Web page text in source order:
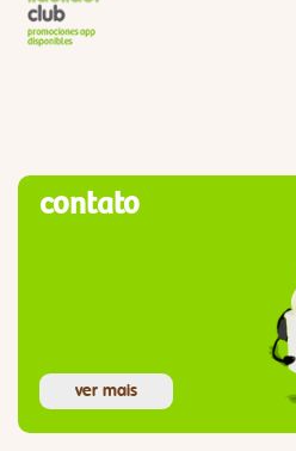
contato
ver mais